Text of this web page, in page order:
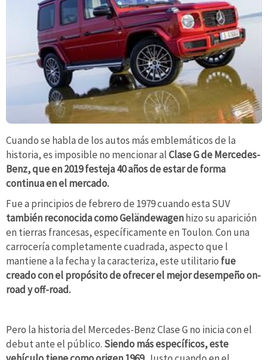
Cuando se habla de los autos más emblemáticos de la
historia, es imposible no mencionar alClase G de Mercedes-
Benz, que en 2019 festeja 40 años de estar de forma
continua en el mercado.
Fue a principios de febrero de 1979 cuando esta SUV
también reconocida como Geländewagenhizo su aparición
en tierras francesas, específicamente en Toulon. Con una
carrocería completamente cuadrada, aspecto que l
mantiene a la fecha y la caracteriza, este utilitario fue
creado con el propósito de ofrecer el mejor desempeño on-
road y off-road.
Pero la historia del Mercedes-Benz Clase G no inicia con el
debut ante el público. Siendo más específicos, este